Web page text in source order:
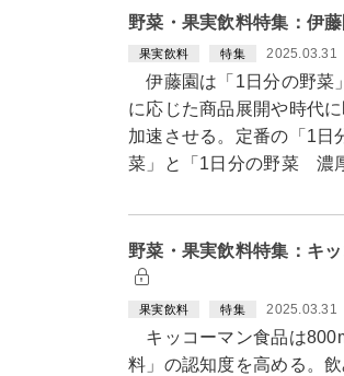
野菜・果実飲料特集：伊
果実飲料 特集 2025.03.31
伊藤園は「1日分の野菜
に応じた商品展開や時代
加速させる。定番の「1日
菜」と「1日分の野菜 濃
野菜・果実飲料特集：キ
果実飲料 特集 2025.03.31
キッコーマン食品は
料」の認知度を高める。